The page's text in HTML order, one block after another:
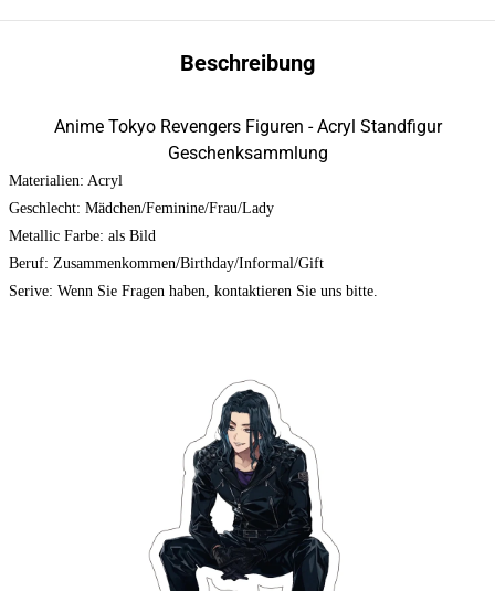
Beschreibung
Anime Tokyo Revengers Figuren - Acryl Standfigur
Geschenksammlung
Materialien: Acryl
Geschlecht: Mädchen/Feminine/Frau/Lady
Metallic Farbe: als Bild
Beruf: Zusammenkommen/Birthday/Informal/Gift
Serive: Wenn Sie Fragen haben, kontaktieren Sie uns bitte.